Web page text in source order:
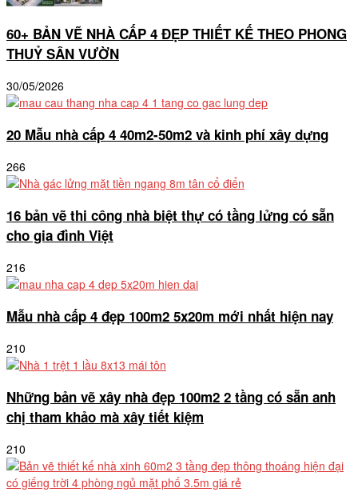
60+ BẢN VẼ NHÀ CẤP 4 ĐẸP THIẾT KẾ THEO PHONG
THUỶ SÂN VƯỜN
30/05/2026
20 Mẫu nhà cấp 4 40m2-50m2 và kinh phí xây dựng
266
16 bản vẽ thi công nhà biệt thự có tầng lửng có sẵn
cho gia đình Việt
216
Mẫu nhà cấp 4 đẹp 100m2 5x20m mới nhất hiện nay
210
Những bản vẽ xây nhà đẹp 100m2 2 tầng có sẵn anh
chị tham khảo mà xây tiết kiệm
210